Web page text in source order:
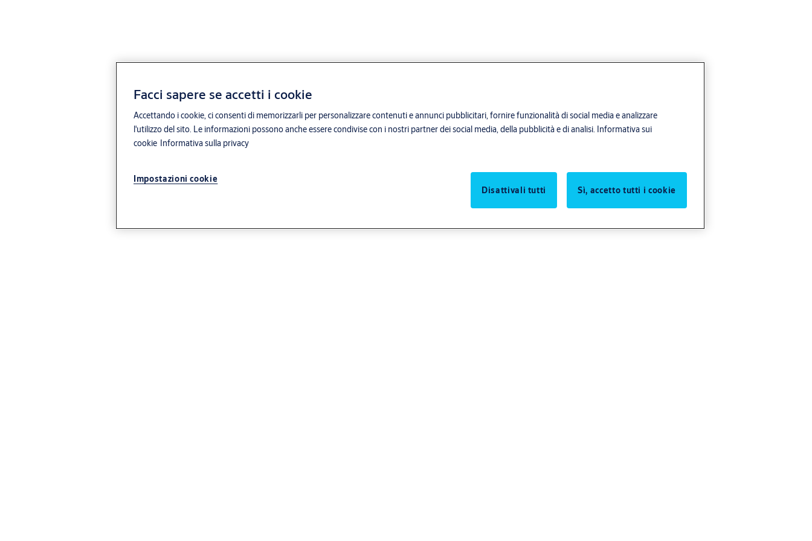
Facci sapere se accetti i cookie
Accettando i cookie, ci consenti di memorizzarli per personalizzare contenuti e annunci pubblicitari, fornire funzionalità di social media e analizzare
l'utilizzo del sito. Le informazioni possono anche essere condivise con i nostri partner dei social media, della pubblicità e di analisi. Informativa sui
cookie Informativa sulla privacy
Impostazioni cookie
Disattivali tutti
Sì, accetto tutti i cookie